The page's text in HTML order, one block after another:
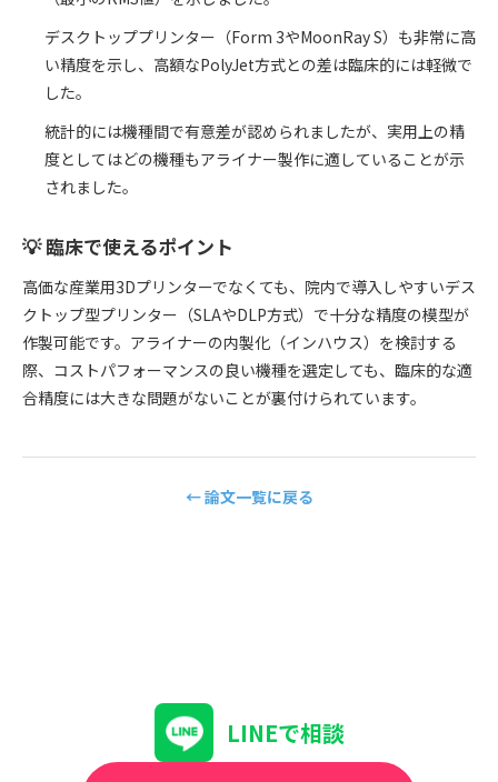
デスクトッププリンター（Form 3やMoonRay S）も非常に高
い精度を示し、高額なPolyJet方式との差は臨床的には軽微で
した。
統計的には機種間で有意差が認められましたが、実用上の精
度としてはどの機種もアライナー製作に適していることが示
されました。
💡 臨床で使えるポイント
高価な産業用3Dプリンターでなくても、院内で導入しやすいデス
クトップ型プリンター（SLAやDLP方式）で十分な精度の模型が
作製可能です。アライナーの内製化（インハウス）を検討する
際、コストパフォーマンスの良い機種を選定しても、臨床的な適
合精度には大きな問題がないことが裏付けられています。
← 論文一覧に戻る
LINEで相談